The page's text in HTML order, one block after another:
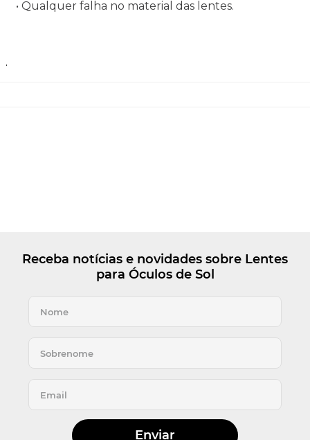
• Qualquer falha no material das lentes.
.
Receba notícias e novidades sobre Lentes
para Óculos de Sol
Enviar